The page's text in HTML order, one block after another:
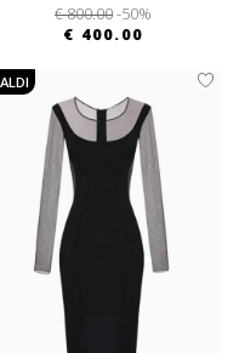
€ 800.00-50%
€ 400.00